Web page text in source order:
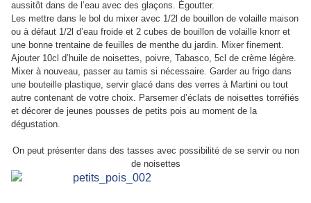
aussitôt dans de l’eau avec des glaçons. Égoutter.
Les mettre dans le bol du mixer avec 1/2l de bouillon de volaille maison
ou à défaut 1/2l d’eau froide et 2 cubes de bouillon de volaille knorr et
une bonne trentaine de feuilles de menthe du jardin. Mixer finement.
Ajouter 10cl d’huile de noisettes, poivre, Tabasco, 5cl de crème légère.
Mixer à nouveau, passer au tamis si nécessaire. Garder au frigo dans
une bouteille plastique, servir glacé dans des verres à Martini ou tout
autre contenant de votre choix. Parsemer d’éclats de noisettes torréfiés
et décorer de jeunes pousses de petits pois au moment de la
dégustation.
On peut présenter dans des tasses avec possibilité de se servir ou non
de noisettes